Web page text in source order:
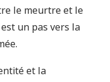
le meurtre et le
un pas vers la
et la